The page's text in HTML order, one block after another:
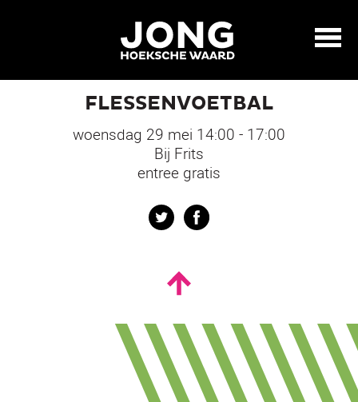
FLESSENVOETBAL
woensdag 29 mei 14:00 - 17:00
Bij Frits
entree gratis
Twitter